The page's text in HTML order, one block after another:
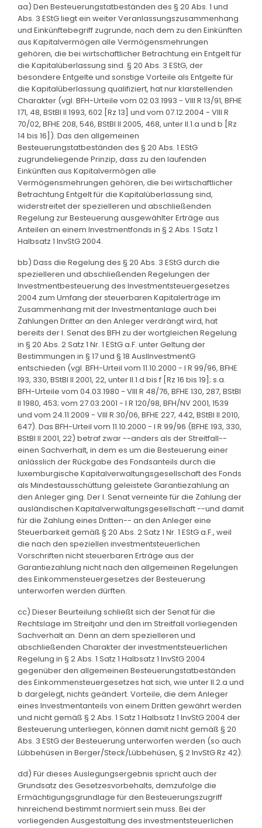
aa) Den Besteuerungstatbeständen des § 20 Abs. 1 und
Abs. 3 EStG liegt ein weiter Veranlassungszusammenhang
und Einkünftebegriff zugrunde, nach dem zu den Einkünften
aus Kapitalvermögen alle Vermögensmehrungen
gehören, die bei wirtschaftlicher Betrachtung ein Entgelt für
die Kapitalüberlassung sind. § 20 Abs. 3 EStG, der
besondere Entgelte und sonstige Vorteile als Entgelte für
die Kapitalüberlassung qualifiziert, hat nur klarstellenden
Charakter (vgl. BFH-Urteile vom 02.03.1993 - VIII R 13/91, BFHE
171, 48, BStBl II 1993, 602 [Rz 13] und vom 07.12.2004 - VIII R
70/02, BFHE 208, 546, BStBl II 2005, 468, unter II.1.a und b [Rz
14 bis 16]). Das den allgemeinen
Besteuerungstatbeständen des § 20 Abs. 1 EStG
zugrundeliegende Prinzip, dass zu den laufenden
Einkünften aus Kapitalvermögen alle
Vermögensmehrungen gehören, die bei wirtschaftlicher
Betrachtung Entgelt für die Kapitalüberlassung sind,
widerstreitet der spezielleren und abschließenden
Regelung zur Besteuerung ausgewählter Erträge aus
Anteilen an einem Investmentfonds in § 2 Abs. 1 Satz 1
Halbsatz 1 InvStG 2004.
bb) Dass die Regelung des § 20 Abs. 3 EStG durch die
spezielleren und abschließenden Regelungen der
Investmentbesteuerung des Investmentsteuergesetzes
2004 zum Umfang der steuerbaren Kapitalerträge im
Zusammenhang mit der Investmentanlage auch bei
Zahlungen Dritter an den Anleger verdrängt wird, hat
bereits der I. Senat des BFH zu der wortgleichen Regelung
in § 20 Abs. 2 Satz 1 Nr. 1 EStG a.F. unter Geltung der
Bestimmungen in § 17 und § 18 AuslInvestmentG
entschieden (vgl. BFH-Urteil vom 11.10.2000 - I R 99/96, BFHE
193, 330, BStBl II 2001, 22, unter II.1.d bis f [Rz 16 bis 19]; s.a.
BFH-Urteile vom 04.03.1980 - VIII R 48/76, BFHE 130, 287, BStBl
II 1980, 453; vom 27.03.2001 - I R 120/98, BFH/NV 2001, 1539
und vom 24.11.2009 - VIII R 30/06, BFHE 227, 442, BStBl II 2010,
647). Das BFH-Urteil vom 11.10.2000 - I R 99/96 (BFHE 193, 330,
BStBl II 2001, 22) betraf zwar --anders als der Streitfall--
einen Sachverhalt, in dem es um die Besteuerung einer
anlässlich der Rückgabe des Fondsanteils durch die
luxemburgische Kapitalverwaltungsgesellschaft des Fonds
als Mindestausschüttung geleistete Garantiezahlung an
den Anleger ging. Der I. Senat verneinte für die Zahlung der
ausländischen Kapitalverwaltungsgesellschaft --und damit
für die Zahlung eines Dritten-- an den Anleger eine
Steuerbarkeit gemäß § 20 Abs. 2 Satz 1 Nr. 1 EStG a.F., weil
die nach den speziellen investmentsteuerlichen
Vorschriften nicht steuerbaren Erträge aus der
Garantiezahlung nicht nach den allgemeinen Regelungen
des Einkommensteuergesetzes der Besteuerung
unterworfen werden dürften.
cc) Dieser Beurteilung schließt sich der Senat für die
Rechtslage im Streitjahr und den im Streitfall vorliegenden
Sachverhalt an. Denn an dem spezielleren und
abschließenden Charakter der investmentsteuerlichen
Regelung in § 2 Abs. 1 Satz 1 Halbsatz 1 InvStG 2004
gegenüber den allgemeinen Besteuerungstatbeständen
des Einkommensteuergesetzes hat sich, wie unter II.2.a und
b dargelegt, nichts geändert. Vorteile, die dem Anleger
eines Investmentanteils von einem Dritten gewährt werden
und nicht gemäß § 2 Abs. 1 Satz 1 Halbsatz 1 InvStG 2004 der
Besteuerung unterliegen, können damit nicht gemäß § 20
Abs. 3 EStG der Besteuerung unterworfen werden (so auch
Lübbehüsen in Berger/Steck/Lübbehüsen, § 2 InvStG Rz 42).
dd) Für dieses Auslegungsergebnis spricht auch der
Grundsatz des Gesetzesvorbehalts, demzufolge die
Ermächtigungsgrundlage für den Besteuerungszugriff
hinreichend bestimmt normiert sein muss. Bei der
vorliegenden Ausgestaltung des investmentsteuerlichen